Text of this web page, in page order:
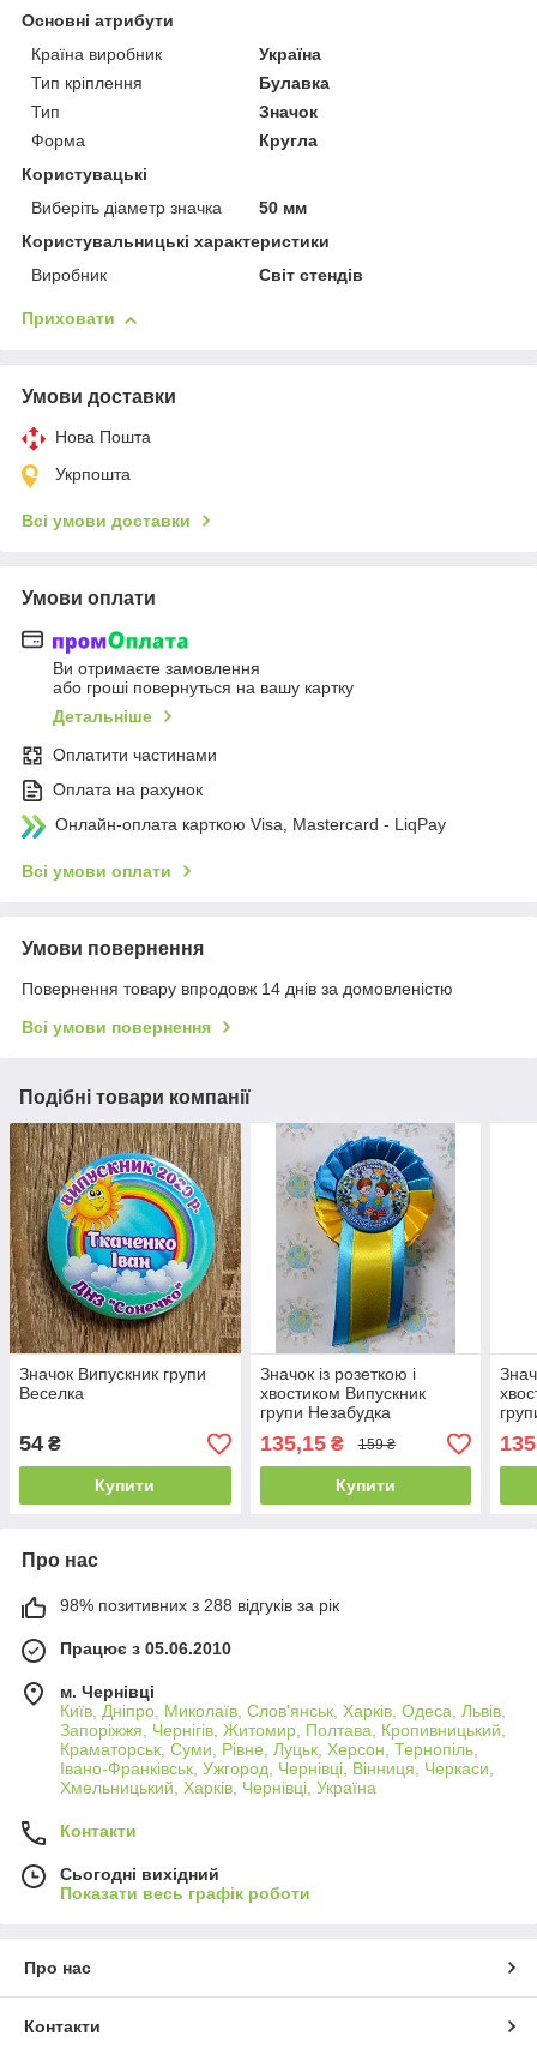
Основні атрибути
Країна виробник
Україна
Тип кріплення
Булавка
Тип
Значок
Форма
Кругла
Користувацькі
Виберіть діаметр значка
50 мм
Користувальницькі характеристики
Виробник
Світ стендів
Приховати
Умови доставки
Нова Пошта
Укрпошта
Всі умови доставки
Умови оплати
Ви отримаєте замовлення
або гроші повернуться на вашу картку
Детальніше
Оплатити частинами
Оплата на рахунок
Онлайн-оплата карткою Visa, Mastercard - LiqPay
Всі умови оплати
Умови повернення
Повернення товару впродовж 14 днів за домовленістю
Всі умови повернення
Подібні товари компанії
Значок Випускник групи
Веселка
54 ₴
Купити
Значок із розеткою і
хвостиком Випускник
групи Незабудка
135,15₴ 159 ₴
Купити
Про нас
98% позитивних з 288 відгуків за рік
Працює з 05.06.2010
м. Чернівці
Київ, Дніпро, Миколаїв, Слов'янськ, Харків, Одеса, Львів,
Запоріжжя, Чернігів, Житомир, Полтава, Кропивницький,
Краматорськ, Суми, Рівне, Луцьк, Херсон, Тернопіль,
Івано-Франківськ, Ужгород, Чернівці, Вінниця, Черкаси,
Хмельницький, Харків, Чернівці, Україна
Контакти
Сьогодні вихідний
Показати весь графік роботи
Про нас
Контакти